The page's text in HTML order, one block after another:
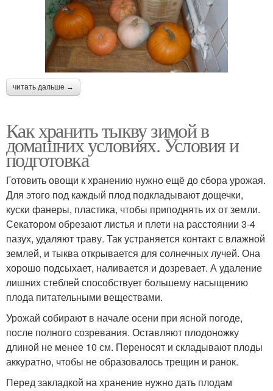
читать дальше →
Как хранить тыкву зимой в
домашних условиях. Условия и
подготовка
Готовить овощи к хранению нужно ещё до сбора урожая.
Для этого под каждый плод подкладывают дощечки,
куски фанеры, пластика, чтобы приподнять их от земли.
Секатором обрезают листья и плети на расстоянии 3-4
пазух, удаляют траву. Так устраняется контакт с влажной
землей, и тыква открывается для солнечных лучей. Она
хорошо подсыхает, наливается и дозревает. А удаление
лишних стеблей способствует большему насыщению
плода питательными веществами.
Урожай собирают в начале осени при ясной погоде,
после полного созревания. Оставляют плодоножку
длиной не менее 10 см. Переносят и складывают плоды
аккуратно, чтобы не образовалось трещин и ранок.
Перед закладкой на хранение нужно дать плодам